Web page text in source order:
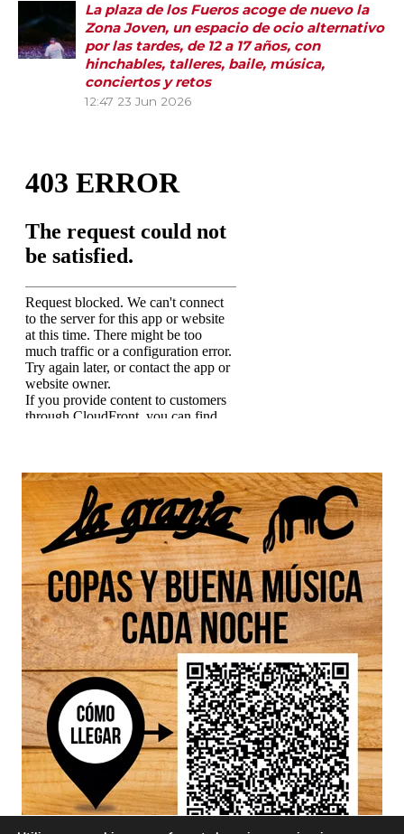
La plaza de los Fueros acoge de nuevo la
Zona Joven, un espacio de ocio alternativo
por las tardes, de 12 a 17 años, con
hinchables, talleres, baile, música,
conciertos y retos
12:47 23 Jun 2026